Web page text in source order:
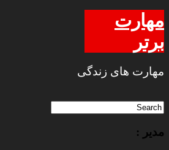
مهارت
برتر
مهارت های زندگی
مدیر :